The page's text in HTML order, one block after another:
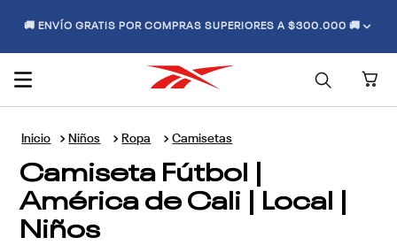
🚚 ENVÍO GRATIS POR COMPRAS SUPERIORES A $300.000 🚚
Niños Ropa Camisetas
Camiseta Fútbol |
América de Cali | Local |
Niños